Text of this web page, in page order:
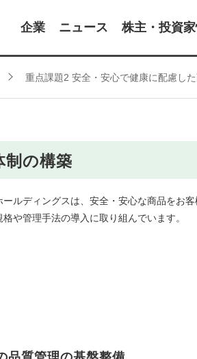
企業 ニュース 株主・投資
重点課題2 安全・安心で健康に配慮した
制の構築
ルディングスは、安全・安心な商品をお
や管理手法の導入に取り組んでいます。